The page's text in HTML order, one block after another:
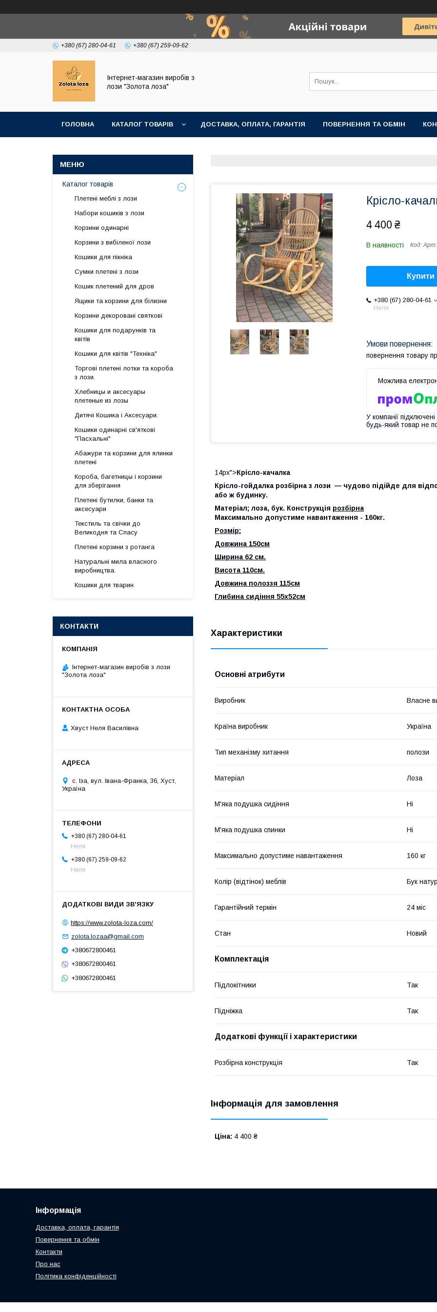
+380 (67) 280-04-61 +380 (67) 259-09-62
Інтернет-магазин виробів з
лози "Золота лоза"
ГОЛОВНА КАТАЛОГ ТОВАРІВ ДОСТАВКА, ОПЛАТА, ГАРАНТІЯ ПОВЕРНЕННЯ ТА ОБМІН
Крісло-
4 400 ₴
В наявності Код:
Купити
+380 (67) 280-04-61
Неля
повернення товару
У компанії
будь-який товар не
14px">Крісло-качалка
Крісло-гойдалка розбірна з лози — чудово підійде для
або ж будинку.
Матеріал; лоза, бук. Конструкція розбірна
Максимально допустиме навантаження - 160кг.
Розмір:
Довжина 150см
Ширина 62 см.
Висота 110см.
Довжина полоззя 115см
Глибина сидіння 55х52см
Характеристики
Основні атрибути
Виробник Власне
Країна виробник Україна
Тип механізму хитання полози
Матеріал Лоза
М'яка подушка сидіння Ні
М'яка подушка спинки Ні
Максимально допустиме навантаження 160 кг
Колір (відтінок) меблів Бук
Гарантійний термін 24 міс
Стан Новий
Комплектація
Підлокітники Так
Підніжка Так
Додаткові функції і характеристики
Розбірна конструкція Так
Інформація для замовлення
Ціна: 4 400 ₴
Каталог товарів
Плетені меблі з лози
Набори кошиків з лози
Корзини одинарні
Корзини з вибіленої лози
Кошики для пікніка
Сумки плетені з лози
Кошик плетений для дров
Ящики та корзини для білизни
Корзини декоровані святкові
Кошики для подарунків та
квітів
Кошики для квітів "Техніка"
Торгові плетені лотки та короба
з лози.
Хлебницы и аксесуары
плетеные из лозы
Дитячі Кошика і Аксесуари.
Кошики одинарні св'яткові
"Пасхальні"
Абажури та корзини для ялинки
плетені
Короба, багетницы і корзини
для зберігання
Плетені бутилки, банки та
аксесуари
Текстиль та свічки до
Великодня та Спасу
Плетені корзини з ротанга
Натуральні мила власного
виробництва.
Кошики для тварин
КОНТАКТИ
Інтернет-магазин виробів з лози
"Золота лоза"
Хвуст Неля Василівна
с. Іза, вул. Івана-Франка, 36, Хуст,
Україна
+380 (67) 280-04-61
Неля
+380 (67) 259-09-62
Неля
https://www.zolota-loza.com/
zolota.lozaa@gmail.com
+380672800461
+380672800461
+380672800461
Інформація
Доставка, оплата, гарантія
Повернення та обмін
Контакти
Про нас
Політика конфіденційності